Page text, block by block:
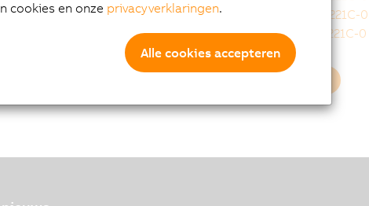
8ECF0005.1221C-0
8ECF0007.1221C-0
cookies en onze privacyverklaringen.
Alle cookies accepteren